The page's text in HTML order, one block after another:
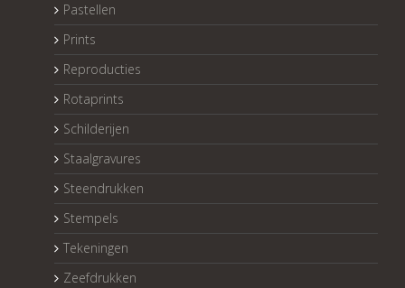
Pastellen
Prints
Reproducties
Rotaprints
Schilderijen
Staalgravures
Steendrukken
Stempels
Tekeningen
Zeefdrukken